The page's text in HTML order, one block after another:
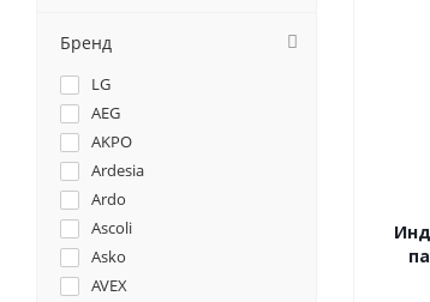
Бренд
LG
AEG
AKPO
Ardesia
Ardo
Ascoli
Asko
AVEX